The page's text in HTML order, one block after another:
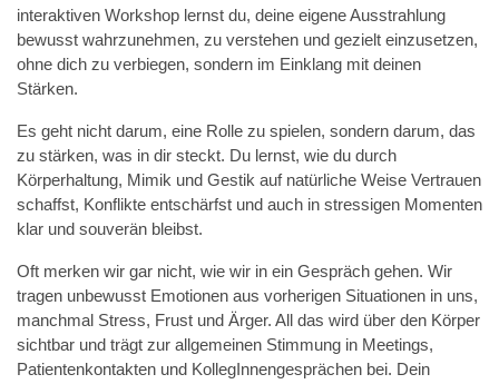
interaktiven Workshop lernst du, deine eigene Ausstrahlung
bewusst wahrzunehmen, zu verstehen und gezielt einzusetzen,
ohne dich zu verbiegen, sondern im Einklang mit deinen
Stärken.
Es geht nicht darum, eine Rolle zu spielen, sondern darum, das
zu stärken, was in dir steckt. Du lernst, wie du durch
Körperhaltung, Mimik und Gestik auf natürliche Weise Vertrauen
schaffst, Konflikte entschärfst und auch in stressigen Momenten
klar und souverän bleibst.
Oft merken wir gar nicht, wie wir in ein Gespräch gehen. Wir
tragen unbewusst Emotionen aus vorherigen Situationen in uns,
manchmal Stress, Frust und Ärger. All das wird über den Körper
sichtbar und trägt zur allgemeinen Stimmung in Meetings,
Patientenkontakten und KollegInnengesprächen bei. Dein